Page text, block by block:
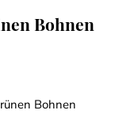
Bohnen
Bohnen